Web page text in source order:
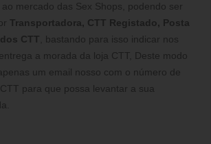
mercado das Sex Shops, podendo ser
Transportadora, CTT Registado, Posta
CTT , bastando para isso indicar nos
a morada da loja CTT, Deste modo
um email nosso com o número de
para que possa levantar a sua